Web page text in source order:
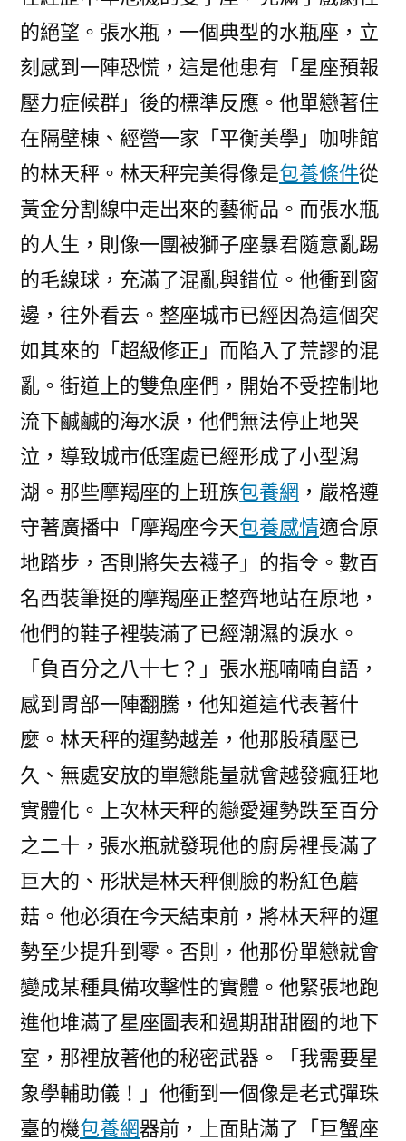
的絕望。張水瓶，一個典型的水瓶座，立
刻感到一陣恐慌，這是他患有「星座預報
壓力症候群」後的標準反應。他單戀著住
在隔壁棟、經營一家「平衡美學」咖啡館
的林天秤。林天秤完美得像是包養條件從
黃金分割線中走出來的藝術品。而張水瓶
的人生，則像一團被獅子座暴君隨意亂踢
的毛線球，充滿了混亂與錯位。他衝到窗
邊，往外看去。整座城市已經因為這個突
如其來的「超級修正」而陷入了荒謬的混
亂。街道上的雙魚座們，開始不受控制地
流下鹹鹹的海水淚，他們無法停止地哭
泣，導致城市低窪處已經形成了小型潟
湖。那些摩羯座的上班族包養網 ，嚴格遵
守著廣播中「摩羯座今天包養感情適合原
地踏步，否則將失去襪子」的指令。數百
名西裝筆挺的摩羯座正整齊地站在原地，
他們的鞋子裡裝滿了已經潮濕的淚水。
「負百分之八十七？」張水瓶喃喃自語，
感到胃部一陣翻騰，他知道這代表著什
麼。林天秤的運勢越差，他那股積壓已
久、無處安放的單戀能量就會越發瘋狂地
實體化。上次林天秤的戀愛運勢跌至百分
之二十，張水瓶就發現他的廚房裡長滿了
巨大的、形狀是林天秤側臉的粉紅色蘑
菇。他必須在今天結束前，將林天秤的運
勢至少提升到零。否則，他那份單戀就會
變成某種具備攻擊性的實體。他緊張地跑
進他堆滿了星座圖表和過期甜甜圈的地下
室，那裡放著他的秘密武器。「我需要星
象學輔助儀！」他衝到一個像是老式彈珠
臺的機包養網器前，上面貼滿了「巨蟹座